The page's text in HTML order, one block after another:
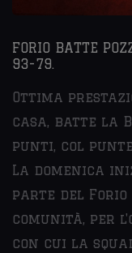
FORIO BATTE
93-79.
Ottima
casa, batte la
punti, col
La domenica
parte del
comunità, per
con cui la